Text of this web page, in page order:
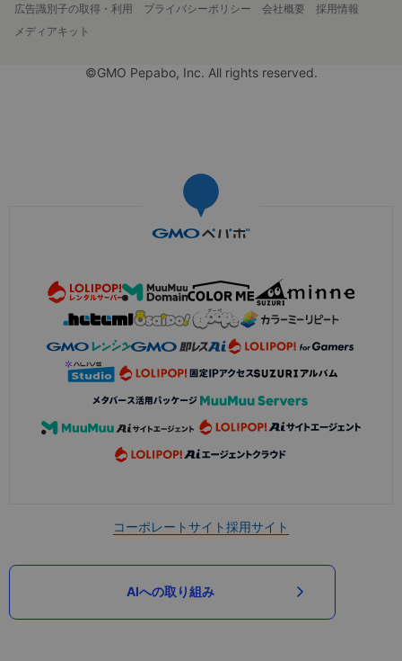
広告識別子の取得・利用
プライバシーポリシー 会社概要
採用情報
メディアキット
©GMO Pepabo, Inc. All rights reserved.
コーポレートサイト採用サイト
AIへの取り組み